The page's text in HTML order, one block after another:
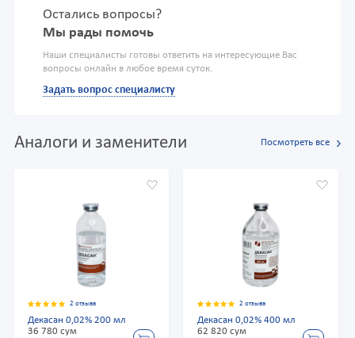
Остались вопросы?
Мы рады помочь
Наши специалисты готовы ответить на интересующие Вас
вопросы онлайн в любое время суток.
Задать вопрос специалисту
Аналоги и заменители Посмотреть все
2 отзыва
Декасан 0,02% 200 мл
36 780 сум
2 отзыва
Декасан 0,02% 400 мл
62 820 сум